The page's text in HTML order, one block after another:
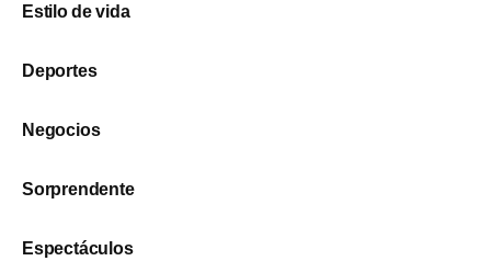
Estilo de vida
Deportes
Negocios
Sorprendente
Espectáculos